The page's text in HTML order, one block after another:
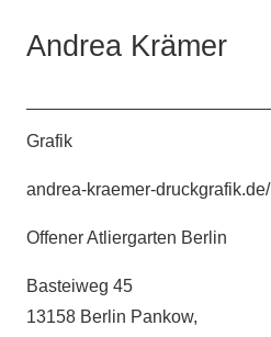
Andrea Krämer
Grafik
andrea-kraemer-druckgrafik.de/
Offener Atliergarten Berlin
Basteiweg 45
13158 Berlin Pankow,